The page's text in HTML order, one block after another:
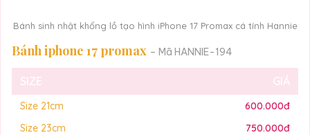
Bánh sinh nhật khổng lồ tạo hình iPhone 17 Promax cá tính Hannie
Bánh iphone 17 promax – Mã HANNIE-194
SIZE GIÁ
Size 21cm
600.000đ
Size 23cm
750.000đ